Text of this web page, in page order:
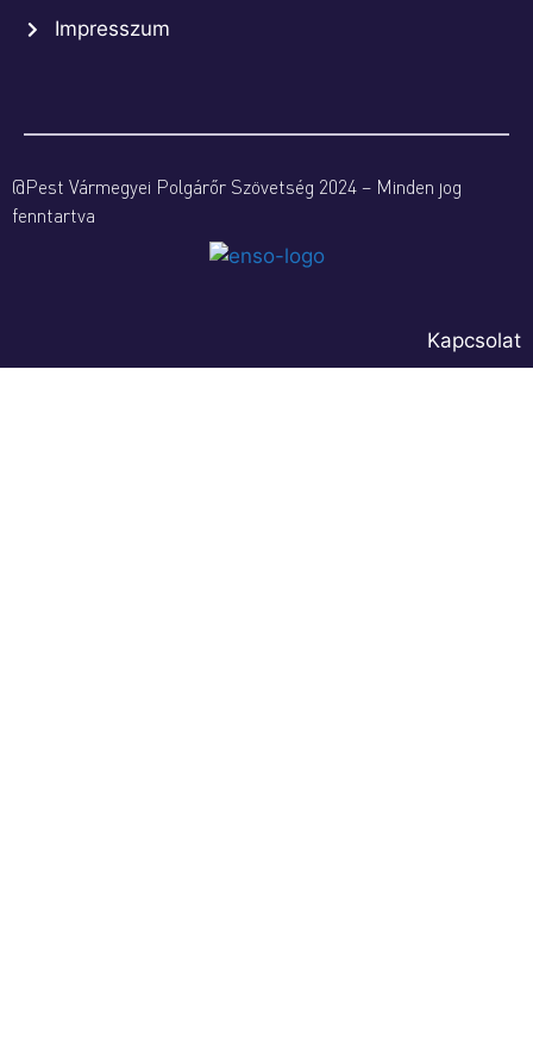
Impresszum
@Pest Vármegyei Polgárőr Szövetség 2024 – Minden jog
fenntartva
Kapcsolat